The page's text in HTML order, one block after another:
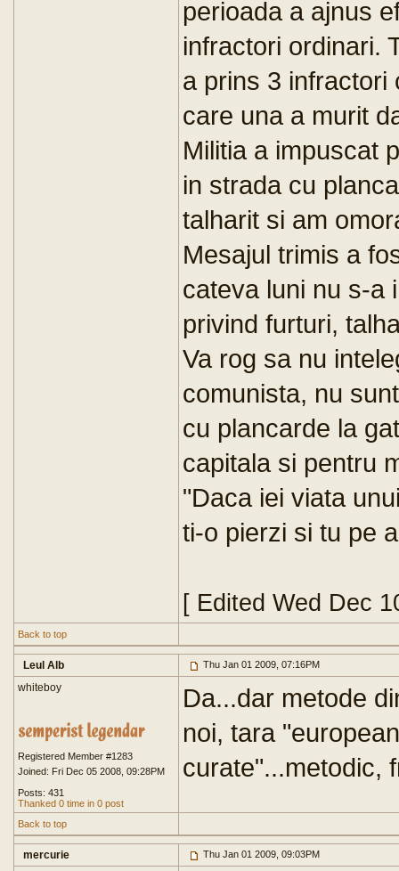
perioada a ajnus
infractori ordinari.
a prins 3 infractori
care una a murit
Militia a impuscat
in strada cu
talharit si am
Mesajul trimis a
cateva luni nu s-a
privind furturi,
Va rog sa nu
comunista, nu
cu plancarde la
capitala si pentru
"Daca iei viata
ti-o pierzi si tu pe
[ Edited Wed Dec
Back to top
Leul Alb Thu Jan 01 2009, 07:16PM
whiteboy
Registered Member #1283
Joined: Fri Dec 05 2008, 09:28PM
Posts: 431
Thanked 0 time in 0 post
Da...dar metode
noi, tara
curate"...metodic,
Back to top
mercurie Thu Jan 01 2009, 09:03PM